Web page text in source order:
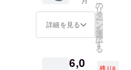
いるお
馬さん
達に 感
あげる
にお届
けしま
す！
凛々し
くも儚
情に う
詳細を見る
の
リ
タ
ー
ン
を
選
択
す
る
6,0 残り8